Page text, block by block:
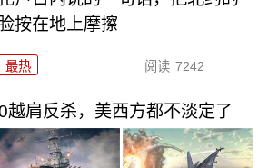
按在地上摩擦
最热 阅读 7242
越肩反杀，美西方都不淡定了